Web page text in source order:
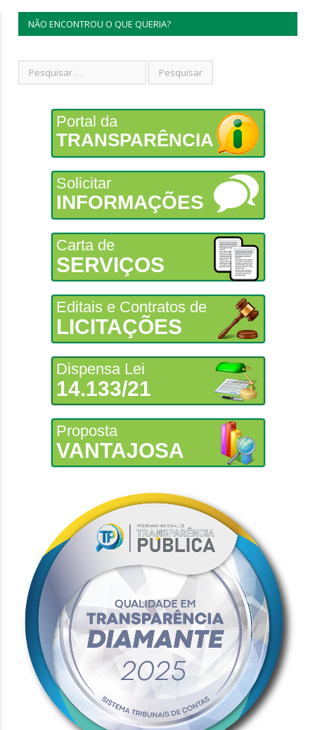
NÃO ENCONTROU O QUE QUERIA?
Portal da
TRANSPARÊNCIA
Solicitar
INFORMAÇÕES
Carta de
SERVIÇOS
Editais e Contratos de
LICITAÇÕES
Dispensa Lei
14.133/21
Proposta
VANTAJOSA